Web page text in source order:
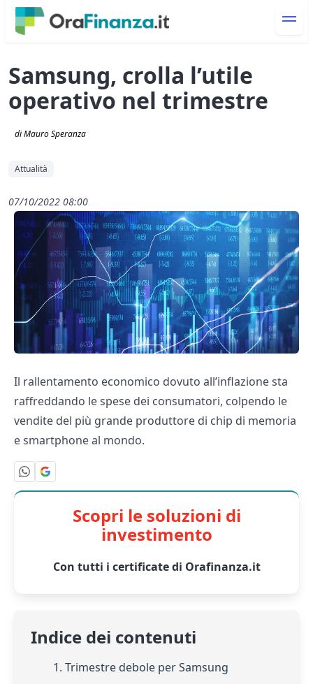
Samsung, crolla l’utile
operativo nel trimestre
di Mauro Speranza
Attualità
07/10/2022 08:00
Il rallentamento economico dovuto all’inflazione sta
raffreddando le spese dei consumatori, colpendo le
vendite del più grande produttore di chip di memoria
e smartphone al mondo.
Scopri le soluzioni di
investimento
Con tutti i certificate di Orafinanza.it
Indice dei contenuti
1. Trimestre debole per Samsung